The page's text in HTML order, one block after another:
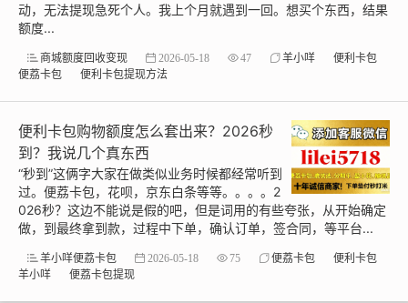
动，无法提现急死个人。我上个月就遇到一回。想买个东西，结果
额度...
商城额度回收变现 2026-05-18 47 羊小咩
便利卡包
便荔卡包
便利卡包提现方法
便利卡包购物额度怎么套出来？2026秒
到？我说几个真东西
“秒到”这俩字大家在做类似业务时候都经常听到
过。便荔卡包，花呗，京东白条等等。。。。2
026秒？这边不能说是假的吧，但是词用的有些夸张，从开始确定
做，到最终拿到款，过程中下单，确认订单，签合同，等平台...
羊小咩便荔卡包 2026-05-18 75 便荔卡包
便利卡包
羊小咩
便荔卡包提现